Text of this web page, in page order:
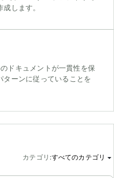
します。
ドキュメントが一貫性を保
ターンに従っていることを
カテゴリ :すべてのカテゴリ